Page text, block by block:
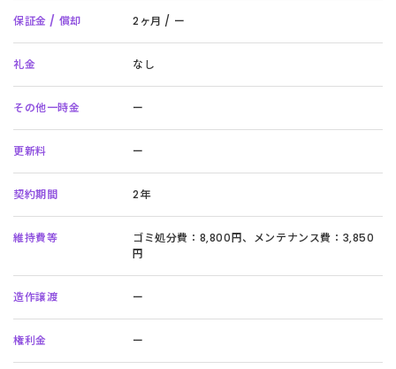
保証金 / 償却 2ヶ月 / ー
礼金 なし
その他一時金 ー
更新料 ー
契約期間 2年
維持費等
ゴミ処分費：8,800円、メンテナンス費：3,850
円
造作譲渡 ー
権利金 ー